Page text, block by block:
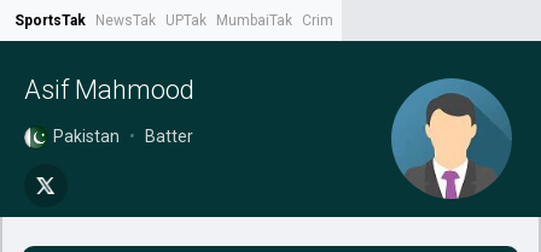
SportsTak NewsTak UPTak MumbaiTak CrimeTak
Asif Mahmood
Pakistan • Batter